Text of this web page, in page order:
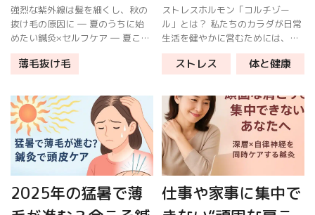
強烈な紫外線は髪を細くし、秋の
抜け毛の原因に ― 夏のうちに始
めたい鍼灸×セルフケア ― 夏こそ
髪と頭皮に投資する絶好のチャン
ス。東洋医学の知恵と鍼灸で〈秋
う。 1. 夏のダメージが“秋の抜
[…]
薄毛抜け毛
ストレスホルモン「コルチゾー
ル」とは？ 私たちのカラダが日常
生活を健やかに営むためには、さ
まざまなホルモンが関与していま
す。 その中でも、ストレスを感じ
ンが「コルチゾール」です。 コル
チゾー […]
ストレス 体と健康
2025年の猛暑で薄
仕事や家事に集中で